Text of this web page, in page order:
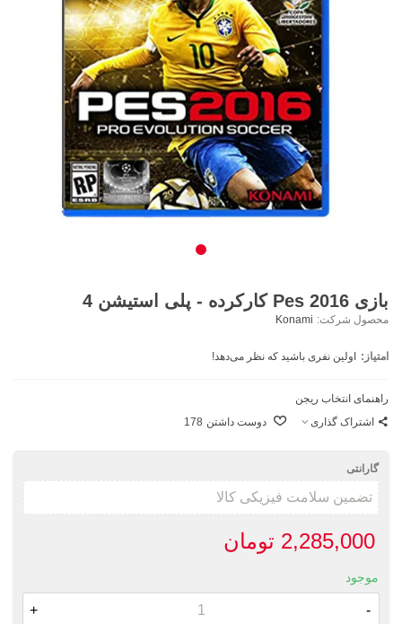
بازی Pes 2016 کارکرده - پلی استیشن 4
محصول شرکت: Konami
امتیاز: اولین نفری باشید که نظر می‌دهد!
راهنمای انتخاب ریجن
اشتراک گذاری
دوست داشتن 178
گارانتی
2,285,000 تومان
موجود
-
+